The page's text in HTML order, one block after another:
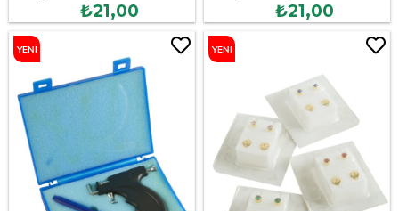
₺21,00 ₺21,00
YENI YENI